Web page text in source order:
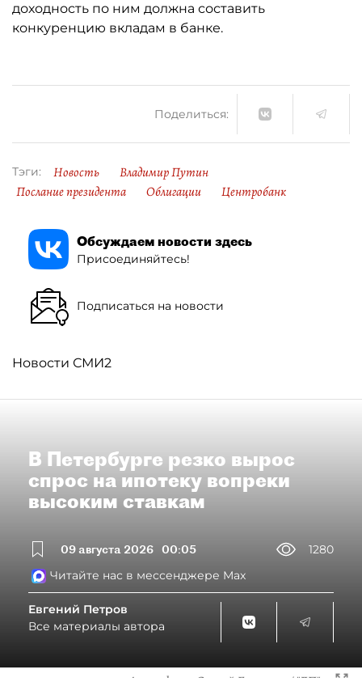
доходность по ним должна составить
конкуренцию вкладам в банке.
Поделиться:
Тэги: Новость
Владимир Путин
Послание президента
Облигации Центробанк
Обсуждаем новости здесь
Присоединяйтесь!
Подписаться на новости
Новости СМИ2
В Петербурге резко вырос
спрос на ипотеку вопреки
высоким ставкам
09 августа 2026 00:05
1280
Читайте нас в мессенджере Max
Евгений Петров
Все материалы автора